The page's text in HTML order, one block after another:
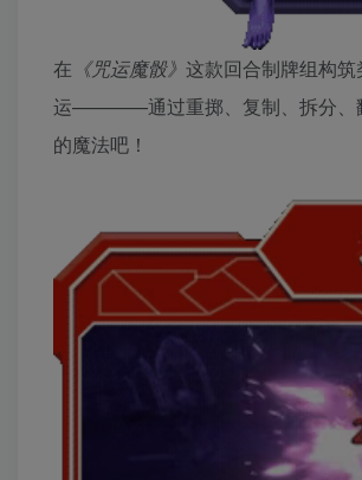
在 《咒运魔骰》 这款回合制牌组构
运————通过重掷、复制、拆分、
的魔法吧！